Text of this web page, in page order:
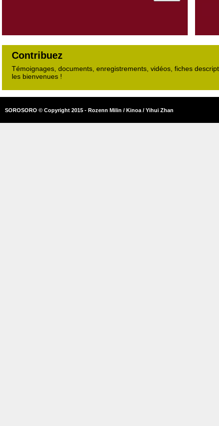
Contribuez
Témoignages, documents, enregistrements, vidéos, fiches
les bienvenues !
SOROSORO © Copyright 2015 - Rozenn Milin / Kinoa / Yihui Zhan